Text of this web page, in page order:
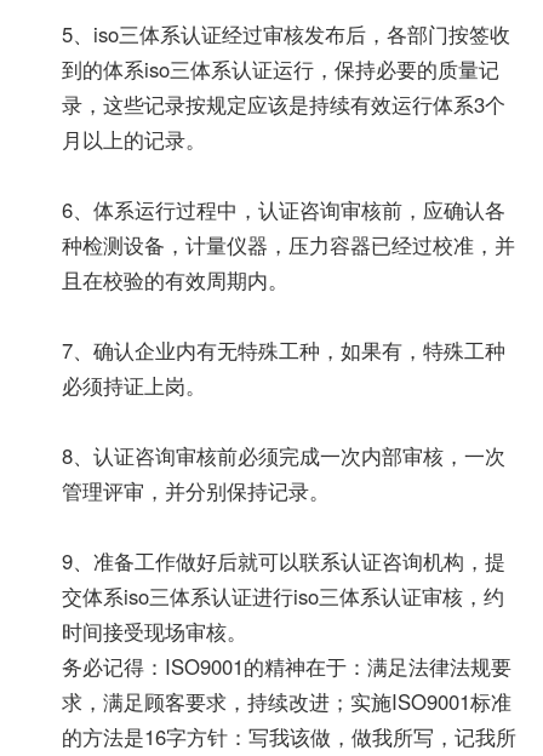
5、iso三体系认证经过审核发布后，各部门按签收
到的体系iso三体系认证运行，保持必要的质量记
录，这些记录按规定应该是持续有效运行体系3个
月以上的记录。
6、体系运行过程中，认证咨询审核前，应确认各
种检测设备，计量仪器，压力容器已经过校准，并
且在校验的有效周期内。
7、确认企业内有无特殊工种，如果有，特殊工种
必须持证上岗。
8、认证咨询审核前必须完成一次内部审核，一次
管理评审，并分别保持记录。
9、准备工作做好后就可以联系认证咨询机构，提
交体系iso三体系认证进行iso三体系认证审核，约
时间接受现场审核。
务必记得：ISO9001的精神在于：满足法律法规要
求，满足顾客要求，持续改进；实施ISO9001标准
的方法是16字方针：写我该做，做我所写，记我所